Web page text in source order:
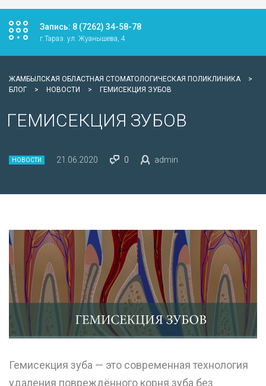
Запись: 8 (7262) 34-58-78
г.Тараз. ул. Жуанышева, 4
ЖАМБЫЛСКАЯ ОБЛАСТНАЯ СТОМАТОЛОГИЧЕСКАЯ ПОЛИКЛИНИКА
>
БЛОГ
> НОВОСТИ > ГЕМИСЕКЦИЯ ЗУБОВ
ГЕМИСЕКЦИЯ ЗУБОВ
НОВОСТИ 21.06.2020 0 admin
Гемисекция зуба — это современная технология
удаления повреждённого корня зуба без